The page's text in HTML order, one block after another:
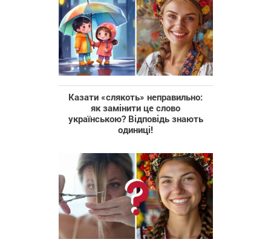
Казати «слякоть» неправильно:
як замінити це слово
українською? Відповідь знають
одиниці!